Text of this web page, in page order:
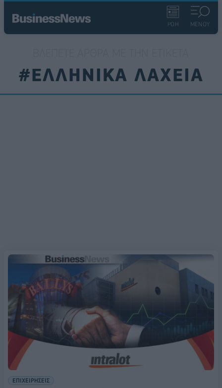
ΡΟΗ ΜΕΝΟΥ
#ΕΛΛΗΝΙΚΑ ΛΑΧΕΙΑ
ΕΠΙΧΕΙΡΗΣΕΙΣ